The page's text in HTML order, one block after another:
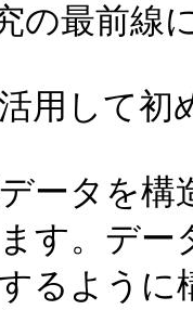
の最前線
用して
ータを
す。デ
るように